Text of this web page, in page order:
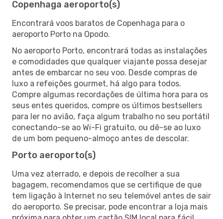
Copenhaga aeroporto(s)
Encontrará voos baratos de Copenhaga para o
aeroporto Porto na Opodo.
No aeroporto Porto, encontrará todas as instalações
e comodidades que qualquer viajante possa desejar
antes de embarcar no seu voo. Desde compras de
luxo a refeições gourmet, há algo para todos.
Compre algumas recordações de última hora para os
seus entes queridos, compre os últimos bestsellers
para ler no avião, faça algum trabalho no seu portátil
conectando-se ao Wi-Fi gratuito, ou dê-se ao luxo
de um bom pequeno-almoço antes de descolar.
Porto aeroporto(s)
Uma vez aterrado, e depois de recolher a sua
bagagem, recomendamos que se certifique de que
tem ligação à Internet no seu telemóvel antes de sair
do aeroporto. Se precisar, pode encontrar a loja mais